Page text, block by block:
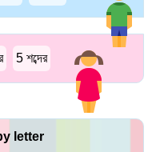
5 শব্দের
letter